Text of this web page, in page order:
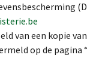
van een kopie
op de pagina